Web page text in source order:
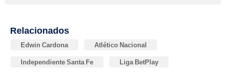
Relacionados
Edwin Cardona Atlético Nacional
Independiente Santa Fe Liga BetPlay